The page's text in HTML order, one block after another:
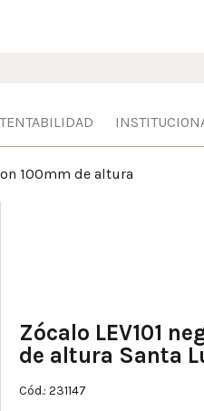
100mm de altura
Zócalo LEV101
de altura Santa
Cód.: 231147